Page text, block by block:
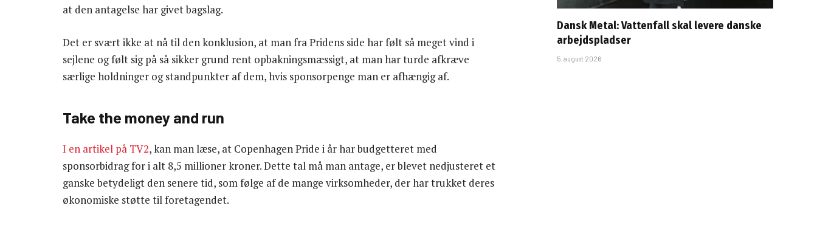
at den antagelse har givet bagslag.
Det er svært ikke at nå til den konklusion, at man fra Pridens side har følt så meget vind i
sejlene og følt sig på så sikker grund rent opbakningsmæssigt, at man har turde afkræve
særlige holdninger og standpunkter af dem, hvis sponsorpenge man er afhængig af.
Take the money and run
I en artikel på TV2, kan man læse, at Copenhagen Pride i år har budgetteret med
sponsorbidrag for i alt 8,5 millioner kroner. Dette tal må man antage, er blevet nedjusteret et
ganske betydeligt den senere tid, som følge af de mange virksomheder, der har trukket deres
økonomiske støtte til foretagendet.
Dansk Metal: Vattenfall skal levere danske
arbejdspladser
5. august 2026